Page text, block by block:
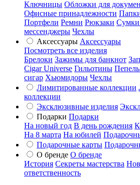
Ключницы Обложки для
Офисные принадлежности
Портфели Ремни Рюкзаки Сумки
мессенджеры Чехлы
Аксессуары Аксессуары
Посмотреть все изделия
Брелоки Зажимы для банкнот
Cigar Universe Гильотины
сигар Хьюмидоры Чехлы
Лимитированные коллекции
коллекции
Эксклюзивные изделия
Подарки Подарки
На новый год В день рождения
На 8 марта На юбилей
Подарочные карты
О бренде О бренде
История Секреты мастерства
ответственность